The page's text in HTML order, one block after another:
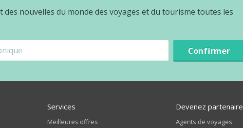
des nouvelles du monde des voyages et du tourisme toutes les
Confirmer
Services
Meilleures offres
Devenez partenaire
Agents de voyages